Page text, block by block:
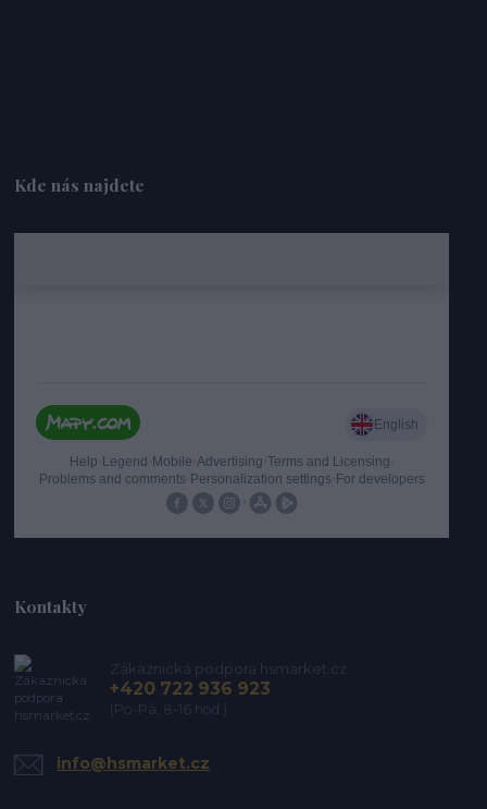
Kde nás najdete
Kontakty
Zákaznická podpora hsmarket.cz
+420 722 936 923
(Po-Pá, 8-16 hod.)
info@hsmarket.cz